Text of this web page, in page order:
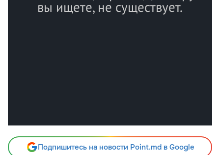
Подпишитесь на новости Point.md в Google